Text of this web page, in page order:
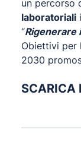
un percorso
laboratoriali
“Rigenerare
Obiettivi per
2030
SCARICA